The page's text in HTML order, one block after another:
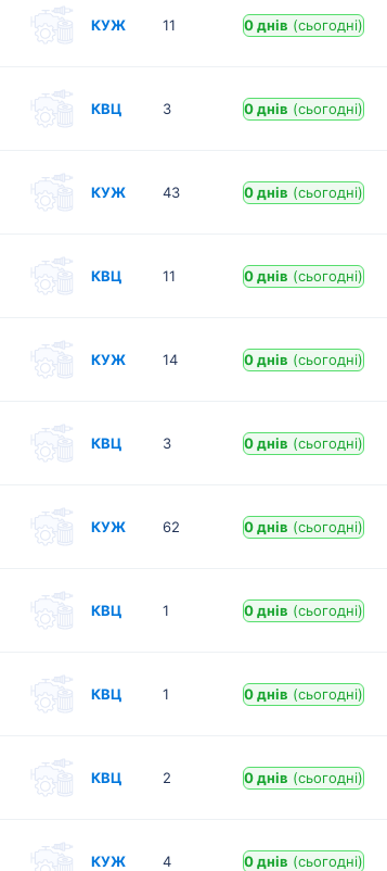
КУЖ 11 0 днів (сьогодні)
КВЦ 3 0 днів (сьогодні)
КУЖ 43 0 днів (сьогодні)
КВЦ 11 0 днів (сьогодні)
КУЖ 14 0 днів (сьогодні)
КВЦ 3 0 днів (сьогодні)
КУЖ 62 0 днів (сьогодні)
КВЦ 1 0 днів (сьогодні)
КВЦ 1 0 днів (сьогодні)
КВЦ 2 0 днів (сьогодні)
КУЖ 4 0 днів (сьогодні)